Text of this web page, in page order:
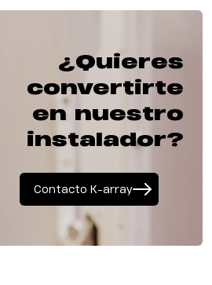
¿Quieres
convertirte
en nuestro
instalador?
Contacto K-array